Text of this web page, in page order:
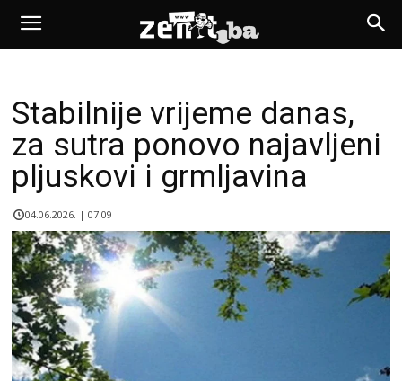
Stabilnije vrijeme danas,
za sutra ponovo najavljeni
pljuskovi i grmljavina
04.06.2026. | 07:09